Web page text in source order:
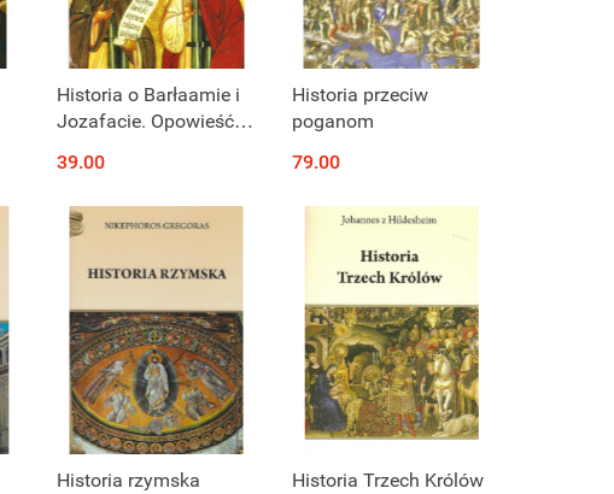
Historia o Barłaamie i
Jozafacie. Opowieść
39.00
Historia przeciw
poganom
79.00
Historia rzymska
Historia Trzech Królów